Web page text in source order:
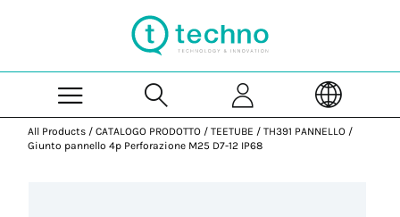
All Products / CATALOGO PRODOTTO / TEETUBE / TH391 PANNELLO /
Giunto pannello 4p Perforazione M25 D7-12 IP68